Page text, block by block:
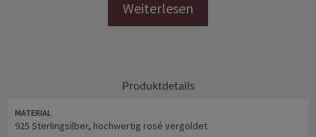
der Ring wurde geliebt und gern getragen
Gewicht: 3 g
Produktdetails
MATERIAL
925 Sterlingsilber, hochwertig rosé vergoldet